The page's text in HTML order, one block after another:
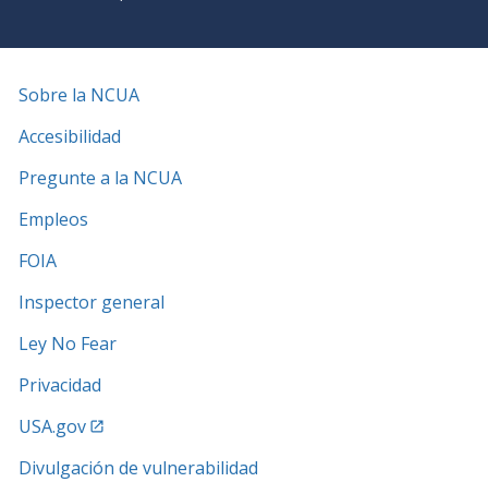
Sobre la NCUA
Accesibilidad
Pregunte a la NCUA
Empleos
FOIA
Inspector general
Ley No Fear
Privacidad
USA.gov
Divulgación de vulnerabilidad